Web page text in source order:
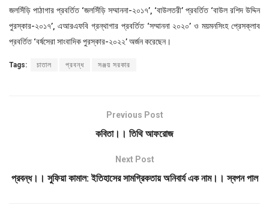
জলসিঁড়ি পাঠাগার প্রবর্তিত ‘জলসিঁড়ি সম্মাননা-২০১৭’, ‘বাউলতরী’ প্রবর্তিত ‘বাউল রশিদ উদ্দিন
পুরস্কার-২০১৭’, এআরএফবি গ্রন্থাগার প্রবর্তিত ‘সম্মাননা ২০২০’ ও ময়মনসিংহ প্রেসক্লাব
প্রবর্তিত ‘বর্ষসেরা সাংবাদিক পুরস্কার-২০২২’ অর্জন করেছেন।
Tags: চাতাল প্রবন্ধ সঞ্জয় সরকার
Previous Post
কবিতা।। তিথি আফরোজ
Next Post
প্রবন্ধ।। সুফিয়া কামাল: ইতিহাসের সামগ্রিকতায় অনিবার্য এক নাম।। স্বপন পাল